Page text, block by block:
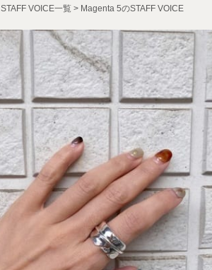
STAFF VOICE一覧 Magenta 5のSTAFF VOICE